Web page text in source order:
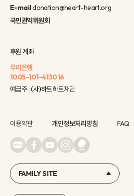
E-maildonation@heart-heart.org
국민권익위원회
후원 계좌
우리은행
1005-101-413016
예금주 : (사)하트하트재단
이용약관 개인정보처리방침 FAQ
FAMILY SITE